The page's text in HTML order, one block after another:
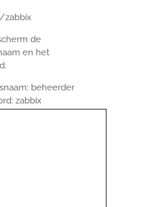
zabbix
de
en het
beheerder
zabbix